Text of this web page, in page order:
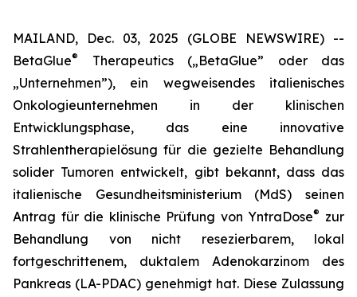
MAILAND, Dec. 03, 2025 (GLOBE NEWSWIRE) --
BetaGlue®
Therapeutics („BetaGlue” oder das
„Unternehmen”), ein wegweisendes italienisches
Onkologieunternehmen in der klinischen
Entwicklungsphase, das eine innovative
Strahlentherapielösung für die gezielte Behandlung
solider Tumoren entwickelt, gibt bekannt, dass das
italienische Gesundheitsministerium (MdS) seinen
Antrag für die klinische Prüfung von YntraDose® zur
Behandlung von nicht resezierbarem, lokal
fortgeschrittenem, duktalem Adenokarzinom des
Pankreas (LA-PDAC) genehmigt hat. Diese Zulassung